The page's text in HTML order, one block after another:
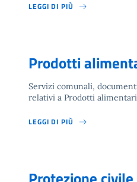
LEGGI DI PIÙ
Prodotti
Servizi comunali,
relativi a Prodotti alimentari
LEGGI DI PIÙ